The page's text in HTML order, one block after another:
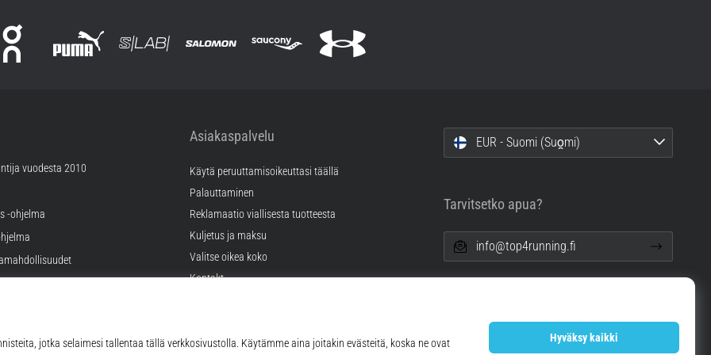
vuodesta 2010
-ohjelma
Asiakaspalvelu
Käytä peruuttamisoikeuttasi täällä
Palauttaminen
Reklamaatio viallisesta tuotteesta
Kuljetus ja maksu
Valitse oikea koko
Kontakt
EUR - Suomi (Suo̯mi)
Tarvitsetko apua?
info@top4running.fi